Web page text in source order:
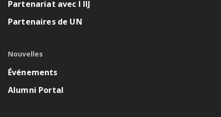
Partenariat avec l IIJ
Partenaires de UN
Nouvelles
Événements
Alumni Portal